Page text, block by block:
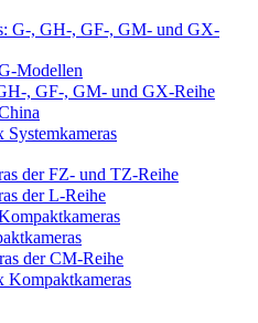
G-, GH-, GF-, GM- und GX-
Modellen
, GF-, GM- und GX-Reihe
der FZ- und TZ-Reihe
der L-Reihe
der CM-Reihe